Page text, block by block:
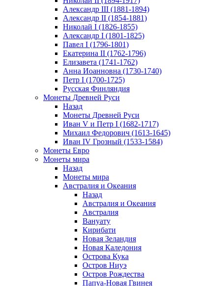
Александр III (1881-1894)
Александр II (1854-1881)
Николай I (1826-1855)
Александр I (1801-1825)
Павел I (1796-1801)
Екатерина II (1762-1796)
Елизавета (1741-1762)
Анна Иоанновна (1730-1740)
Петр I (1700-1725)
Русская Финляндия
Монеты Древней Руси
Назад
Монеты Древней Руси
Иван V и Петр I (1682-1717)
Михаил Федорович (1613-1645)
Иван IV Грозный (1533-1584)
Монеты Евро
Монеты мира
Назад
Монеты мира
Австралия и Океания
Назад
Австралия и Океания
Австралия
Вануату
Кирибати
Новая Зеландия
Новая Каледония
Острова Кука
Остров Ниуэ
Остров Рождества
Папуа-Новая Гвинея